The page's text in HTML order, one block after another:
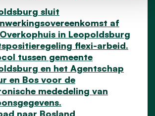
sluit
af
in Leopoldsburg
flexi-arbeid.
tussen gemeente
en het Agentschap
en Bos voor de
mededeling van
naar Bosland